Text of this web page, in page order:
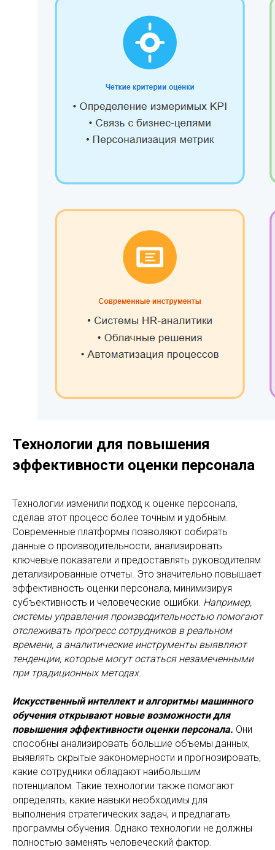
Технологии для повышения
эффективности оценки персонала
Технологии изменили подход к оценке персонала,
сделав этот процесс более точным и удобным.
Современные платформы позволяют собирать
данные о производительности, анализировать
ключевые показатели и предоставлять руководителям
детализированные отчеты. Это значительно повышает
эффективность оценки персонала, минимизируя
субъективность и человеческие ошибки. Например,
системы управления производительностью помогают
отслеживать прогресс сотрудников в реальном
времени, а аналитические инструменты выявляют
тенденции, которые могут остаться незамеченными
при традиционных методах.
Искусственный интеллект и алгоритмы машинного
обучения открывают новые возможности для
повышения эффективности оценки персонала. Они
способны анализировать большие объемы данных,
выявлять скрытые закономерности и прогнозировать,
какие сотрудники обладают наибольшим
потенциалом. Такие технологии также помогают
определять, какие навыки необходимы для
выполнения стратегических задач, и предлагать
программы обучения. Однако технологии не должны
полностью заменять человеческий фактор.